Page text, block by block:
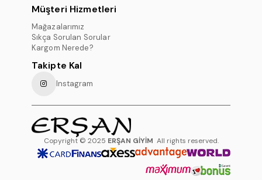
Müşteri Hizmetleri
Mağazalarımız
Sıkça Sorulan Sorular
Kargom Nerede?
Takipte Kal
Instagram
Copyright © 2025 ERŞAN GİYİM All rights reserved.